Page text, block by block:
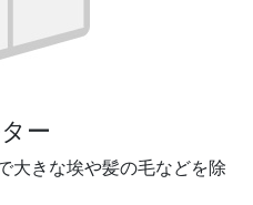
ー
大きな埃や髪の毛などを除